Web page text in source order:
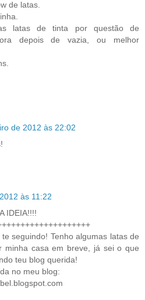
de latas.
latas de tinta por questão de
depois de vazia, ou melhor
de 2012 às 22:02
às 11:22
IDEIA!!!!
seguindo! Tenho algumas latas de
minha casa em breve, já sei o que
teu blog querida!
no meu blog: